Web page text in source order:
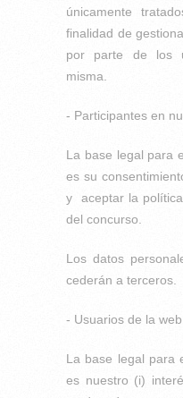
únicamente
finalidad de
por parte de los
misma.
- Participantes en
La base legal para
es su
y aceptar la
del concurso.
Los datos
cederán a terceros.
- Usuarios de la
La base legal para
es nuestro (i)